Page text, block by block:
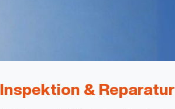
Inspektion & Reparatur